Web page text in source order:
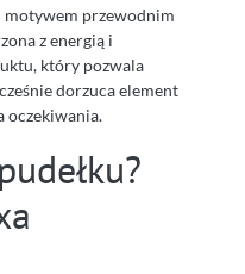
motywem przewodnim
z energią i
który pozwala
dorzuca element
oczekiwania.